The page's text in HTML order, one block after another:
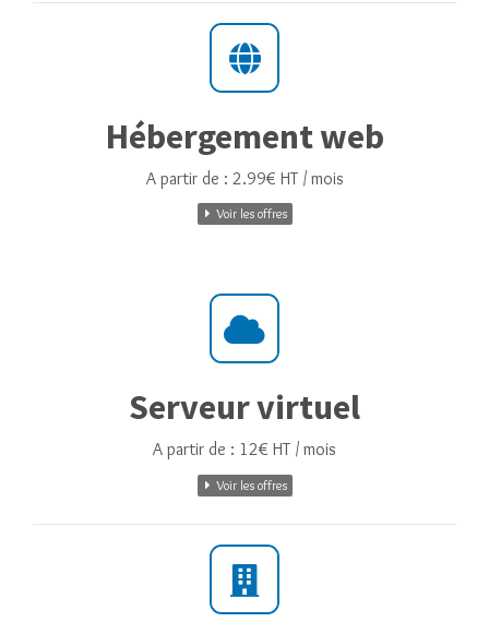
Hébergement web
A partir de : 2.99€ HT / mois
Voir les offres
Serveur virtuel
A partir de : 12€ HT / mois
Voir les offres